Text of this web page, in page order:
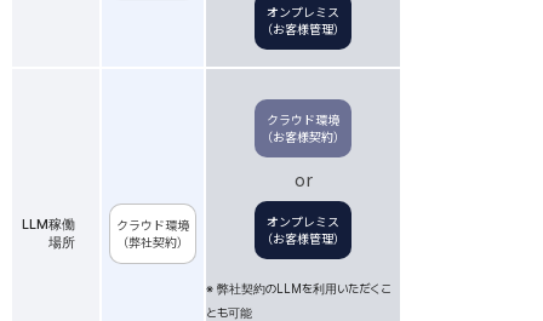
オンプレミス
（お客様管理）
LLM稼働
場所
クラウド環境
（弊社契約）
クラウド環境
（お客様契約）
or
オンプレミス
（お客様管理）
※ 弊社契約のLLMを利用いただくこ
とも可能